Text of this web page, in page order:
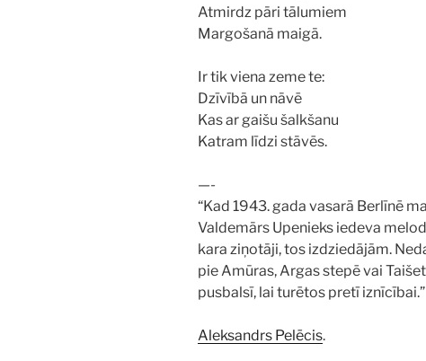
Atmirdz pāri tālumiem
Margošanā maigā.
Ir tik viena zeme te:
Dzīvībā un nāvē
Kas ar gaišu šalkšanu
Katram līdzi stāvēs.
—-
“Kad 1943. gada vasarā Berlīnē
Valdemārs Upenieks iedeva
kara ziņotāji, tos izdziedājām.
pie Amūras, Argas stepē vai
pusbalsī, lai turētos pretī iznīcībai.”
Aleksandrs Pelēcis.